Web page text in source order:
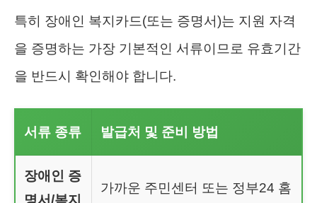
특히 장애인 복지카드(또는 증명서)는 지원 자격
을 증명하는 가장 기본적인 서류이므로 유효기간
을 반드시 확인해야 합니다.
서류 종류 발급처 및 준비 방법
장애인 증
명서/복지
가까운 주민센터 또는 정부24 홈